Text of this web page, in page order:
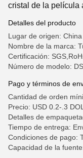
cristal de la película
Detalles del producto
Lugar de origen: China
Nombre de la marca:
Certificación:
Número de modelo:
Pago y términos de
Cantidad de orden
Precio: USD 0.2-.3
Detalles de
Tiempo de entrega:
Condiciones de pago:
Capacidad de la